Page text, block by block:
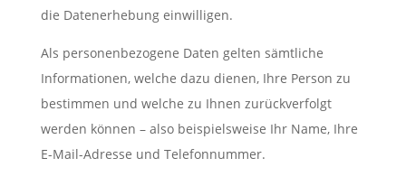
die Datenerhebung einwilligen.
Als personenbezogene Daten gelten sämtliche
Informationen, welche dazu dienen, Ihre Person zu
bestimmen und welche zu Ihnen zurückverfolgt
werden können – also beispielsweise Ihr Name, Ihre
E-Mail-Adresse und Telefonnummer.